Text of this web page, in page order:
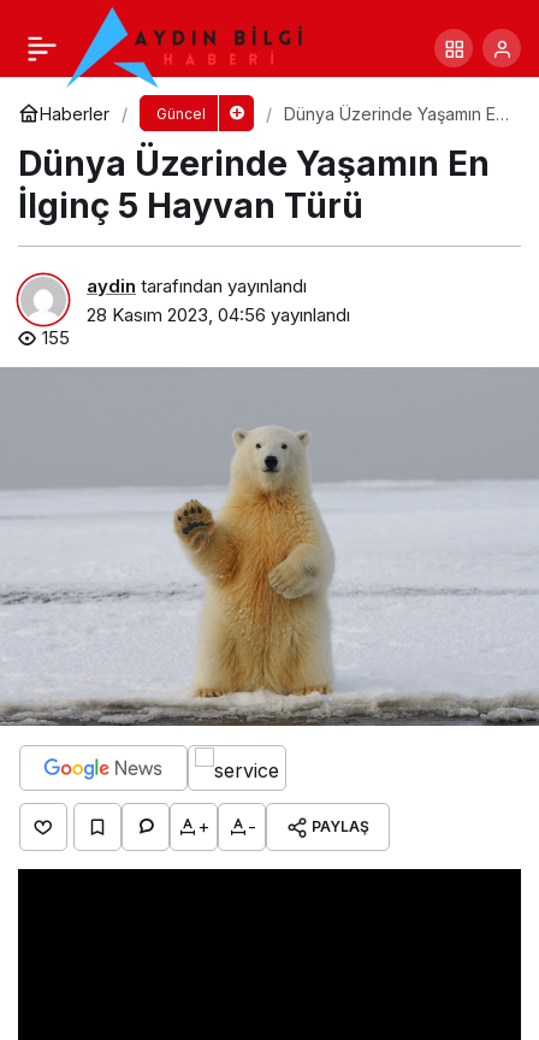
Haberler Güncel
Dünya Üzerinde Yaşamın En
Dünya Üzerinde Yaşamın En
İlginç 5 Hayvan Türü
aydin tarafından yayınlandı
28 Kasım 2023, 04:56 yayınlandı
155
+ - PAYLAŞ
Evde İguana Besleyeceklere Tavsiyeler
Paylaş